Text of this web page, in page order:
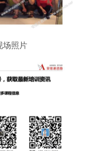
场照片